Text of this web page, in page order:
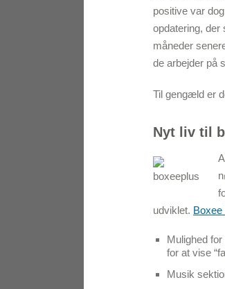
positive var
opdatering,
måneder
de arbejder på
Til gengæld er
Nyt liv til
udviklet.
Mulighed
for at vise
Musik